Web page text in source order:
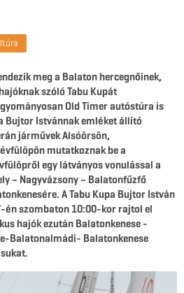
meg a Balaton hercegnőinek,
szóló Tabu Kupát
Old Timer autóstúra is
Bujtor Istvánnak emléket állító
járművek Alsóörsön,
mutatkoznak be a
egy látványos vonulással a
– Nagyvázsony – Balatonfűzfő
A Tabu Kupa Bujtor István
én szombaton 10:00-kor rajtol el
hajók ezután Balatonkenese -
Balatonalmádi- Balatonkenese